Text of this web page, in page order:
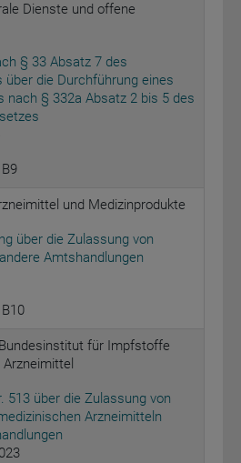
Dienste und offene
§ 33 Absatz 7 des
die Durchführung eines
nach § 332a Absatz 2 bis 5 des
und Medizinprodukte
über die Zulassung von
Amtshandlungen
für Impfstoffe
513 über die Zulassung von
Arzneimitteln